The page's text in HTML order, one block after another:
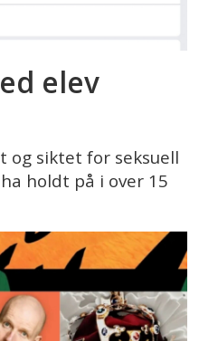
elev
og siktet for seksuell
holdt på i over 15